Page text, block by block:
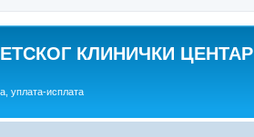
КЛИНИЧКИ ЦЕНТАР
уплата-исплата